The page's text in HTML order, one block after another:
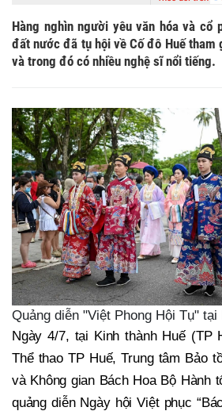
Hàng nghìn người yêu văn hóa và cổ
đất nước đã tụ hội về Cố đô Huế tham
và trong đó có nhiều nghệ sĩ nổi tiếng.
Quảng diễn "Việt Phong Hội Tụ" tại
Ngày 4/7, tại Kinh thành Huế (TP
Thể thao TP Huế, Trung tâm Bảo
và Không gian Bách Hoa Bộ Hành
quảng diễn Ngày hội Việt phục